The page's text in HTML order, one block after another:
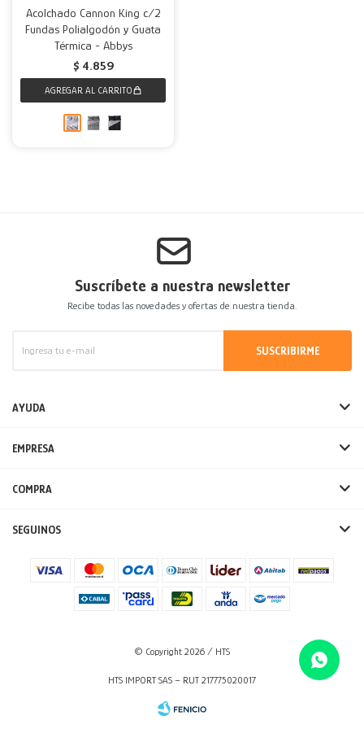
Acolchado Cannon King c/2
Fundas Polialgodón y Guata
Térmica - Abbys
$ 4.859
Suscríbete a nuestra newsletter
Recibe todas las novedades y ofertas de nuestra tienda.
SUSCRIBIRME
AYUDA
EMPRESA
COMPRA
SEGUINOS
© Copyright 2026 / HTS
HTS IMPORT SAS – RUT 217775020017
Mesas
Calefactores
Acolchados y Frazadas
Decoración
Accesorios para el hogar
Herramientas
Accesorios
Muebles Infantiles